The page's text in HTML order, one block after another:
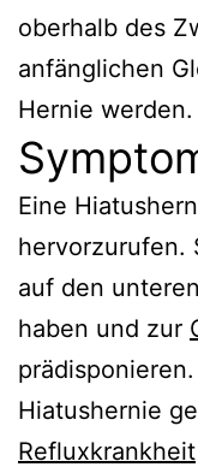
oberhalb des
anfänglichen
Hernie werden.
Eine
hervorzurufen.
auf den
haben und zur
Hiatushernie
Refluxkrankheit